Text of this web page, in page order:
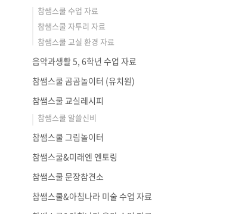
참쌤스쿨 수업 자료
참쌤스쿨 자투리 자료
참쌤스쿨 교실 환경 자료
음악과생활 5, 6학년 수업 자료
참쌤스쿨 곰곰놀이터 (유치원)
참쌤스쿨 교실레시피
참쌤스쿨 알쓸신비
참쌤스쿨 그림놀이터
참쌤스쿨&미래엔 엔토링
참쌤스쿨 문장참견소
참쌤스쿨&아침나라 미술 수업 자료